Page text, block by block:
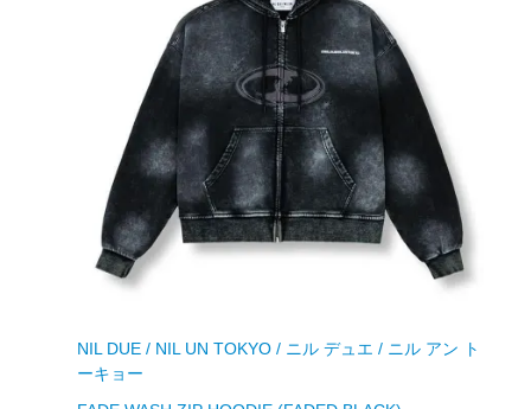
NIL DUE / NIL UN TOKYO / ニル デュエ / ニル アン ト
ーキョー